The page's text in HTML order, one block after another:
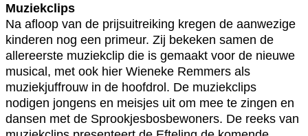
Muziekclips
Na afloop van de prijsuitreiking kregen de aanwezige
kinderen nog een primeur. Zij bekeken samen de
allereerste muziekclip die is gemaakt voor de nieuwe
musical, met ook hier Wieneke Remmers als
muziekjuffrouw in de hoofdrol. De muziekclips
nodigen jongens en meisjes uit om mee te zingen en
dansen met de Sprookjesbosbewoners. De reeks van